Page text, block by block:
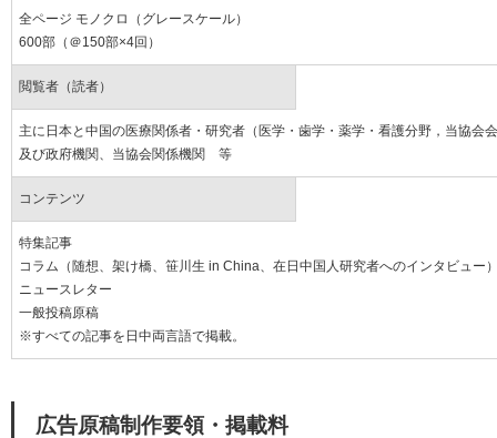
全ページ モノクロ（グレースケール）
600部（＠150部×4回）
閲覧者（読者）
主に日本と中国の医療関係者・研究者（医学・歯学・薬学・看護分野，当協会
及び政府機関、当協会関係機関 等
コンテンツ
特集記事
コラム（随想、架け橋、笹川生 in China、在日中国人研究者へのインタビュー
ニュースレター
一般投稿原稿
※すべての記事を日中両言語で掲載。
広告原稿制作要領・掲載料